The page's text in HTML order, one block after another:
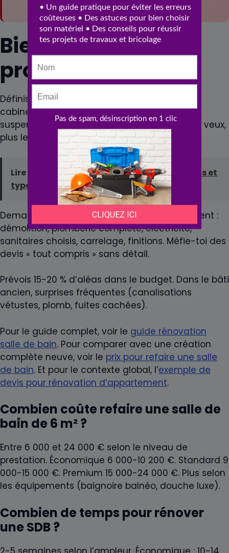
Bien préparer son
projet
Définis ton programme : douche italienne ou
cabine, baignoire ou pas, double vasque, WC
suspendu, rangements. Plus tu sais ce que tu veux,
plus les devis seront comparables.
Lire aussi :
Prix d'une cloison amovible : tarifs et
types 2026
Demande 3 devis détaillés. Vérifie qu’ils incluent :
démolition, plomberie complète, électricité,
sanitaires choisis, carrelage, finitions. Méfie-toi des
devis « tout compris » sans détail.
Prévois 15-20 % d’aléas dans le budget. Dans le bâti
ancien, surprises fréquentes (canalisations
vétustes, plomb, fuites cachées).
Pour le guide complet, voir le guide rénovation
salle de bain. Pour comparer avec une création
complète neuve, voir le prix pour refaire une salle
de bain. Et pour le contexte global, l’exemple de
devis pour rénovation d’appartement.
Combien coûte refaire une salle de
bain de 6 m² ?
Entre 6 000 et 24 000 € selon le niveau de
prestation. Économique 6 000-10 200 €. Standard 9
000-15 000 €. Premium 15 000-24 000 €. Plus selon
les équipements (baignoire balnéo, douche luxe).
Combien de temps pour rénover
une SDB ?